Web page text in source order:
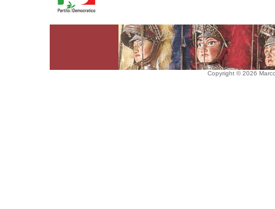
Copyright © 2026